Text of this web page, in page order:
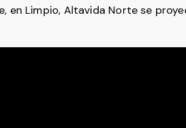
en Limpio, Altavida Norte se